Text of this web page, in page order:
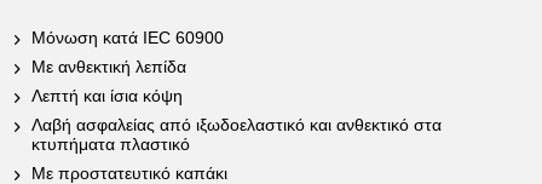
Μόνωση κατά IEC 60900
Με ανθεκτική λεπίδα
Λεπτή και ίσια κόψη
Λαβή ασφαλείας από ιξωδοελαστικό και ανθεκτικό στα
κτυπήματα πλαστικό
Με προστατευτικό καπάκι